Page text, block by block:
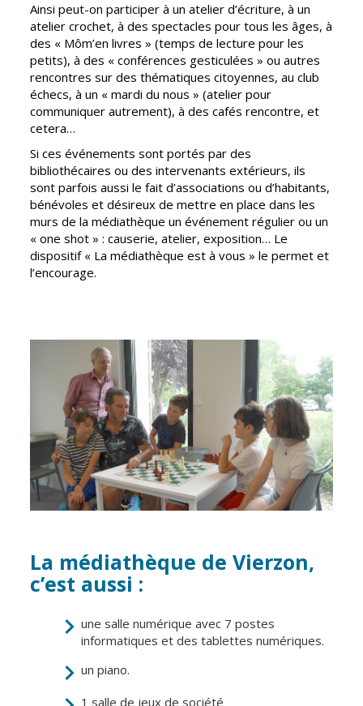
garde
Archives du
vendredi
Sports
Piscine Charles
Moreira
Équipements
sportifs
Associations
Annuaire des
associations
Cadre de vie
Environnement
Propreté et
déchets
Espaces verts
Transports
publique
Renouvellement
urbain
Vie citoyenne
Assises de la
citoyenneté
Conseils de
quartiers
municipal
d'enfants
Ainsi peut-on participer à un atelier d’écriture, à un
atelier crochet, à des spectacles pour tous les âges, à
des « Môm’en livres » (temps de lecture pour les
petits), à des « conférences gesticulées » ou autres
rencontres sur des thématiques citoyennes, au club
échecs, à un « mardi du nous » (atelier pour
communiquer autrement), à des cafés rencontre, et
cetera…
Si ces événements sont portés par des
bibliothécaires ou des intervenants extérieurs, ils
sont parfois aussi le fait d’associations ou d’habitants,
bénévoles et désireux de mettre en place dans les
murs de la médiathèque un événement régulier ou un
« one shot » : causerie, atelier, exposition… Le
dispositif « La médiathèque est à vous » le permet et
l’encourage.
La médiathèque de Vierzon,
c’est aussi :
une salle numérique avec 7 postes
informatiques et des tablettes numériques.
un piano.
1 salle de jeux de société